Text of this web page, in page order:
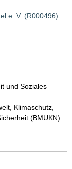
e. V. (R000496)
und Soziales
Klimaschutz,
(BMUKN)